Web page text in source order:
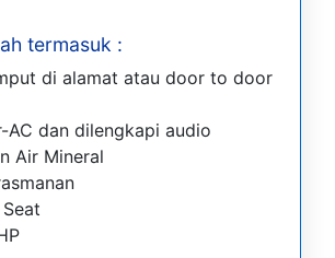
termasuk :
di alamat atau door to door
AC dan dilengkapi audio
Air Mineral